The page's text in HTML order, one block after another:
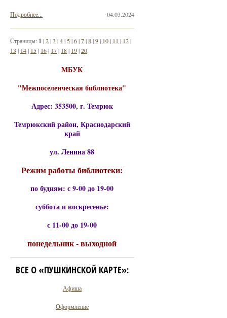
04.03.2024
Подробнее...
Страницы: 1 |2|3 |4| 5|6|7|8|9| 10| 11 | 12|
13 | 14| 15| 16| 17| 18| 19|20
МБУК
"Межпоселенческая библиотека"
Адрес: 353500, г. Темрюк
Темрюкский район, Краснодарский
край
ул. Ленина 88
Режим работы библиотеки:
по будням: с 9-00 до 19-00
суббота и воскресенье:
с 11-00 до 19-00
понедельник - выходной
ВСЕ О «ПУШКИНСКОЙ КАРТЕ»:
Афиша
Оформление